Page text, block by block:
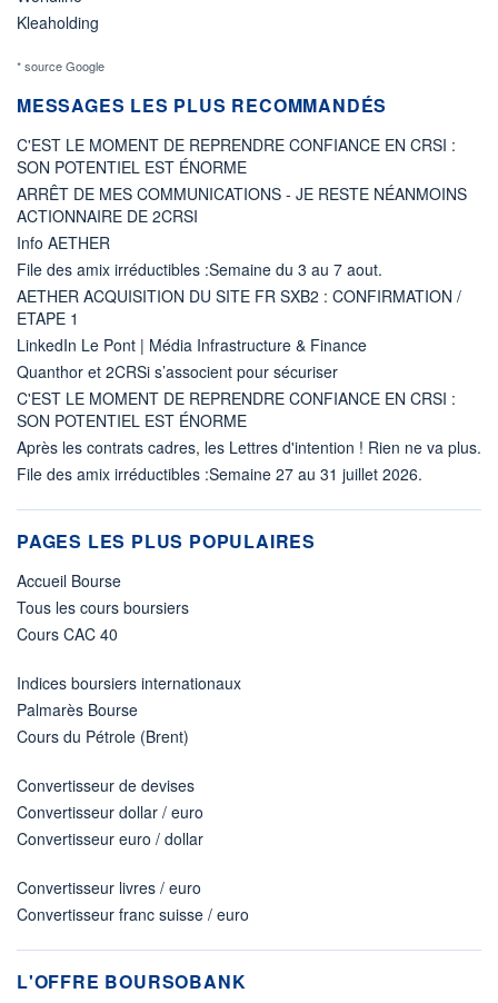
Kleaholding
* source Google
MESSAGES LES PLUS RECOMMANDÉS
C'EST LE MOMENT DE REPRENDRE CONFIANCE EN CRSI :
SON POTENTIEL EST ÉNORME
ARRÊT DE MES COMMUNICATIONS - JE RESTE NÉANMOINS
ACTIONNAIRE DE 2CRSI
Info AETHER
File des amix irréductibles :Semaine du 3 au 7 aout.
AETHER ACQUISITION DU SITE FR SXB2 : CONFIRMATION /
ETAPE 1
LinkedIn Le Pont | Média Infrastructure & Finance
Quanthor et 2CRSi s’associent pour sécuriser
C'EST LE MOMENT DE REPRENDRE CONFIANCE EN CRSI :
SON POTENTIEL EST ÉNORME
Après les contrats cadres, les Lettres d'intention ! Rien ne va plus.
File des amix irréductibles :Semaine 27 au 31 juillet 2026.
PAGES LES PLUS POPULAIRES
Accueil Bourse
Tous les cours boursiers
Cours CAC 40
Indices boursiers internationaux
Palmarès Bourse
Cours du Pétrole (Brent)
Convertisseur de devises
Convertisseur dollar / euro
Convertisseur euro / dollar
Convertisseur livres / euro
Convertisseur franc suisse / euro
L'OFFRE BOURSOBANK